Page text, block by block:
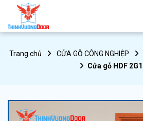
Trang chủ CỬA GỖ CÔNG NGHIỆP
Cửa gỗ HDF